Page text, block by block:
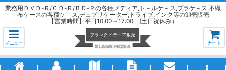
業務用ＤＶＤ-Ｒ/ＣＤ-Ｒ/ＢＤ-Ｒの各種メディア,ト－ルケ－ス,プラケ－ス,不織
布ケースの各種ケ－ス,デュプリケーター,ドライブ,インク等の卸売販売
【営業時間】平日10:00～17:00 (土日祝休み）
メニュー カート